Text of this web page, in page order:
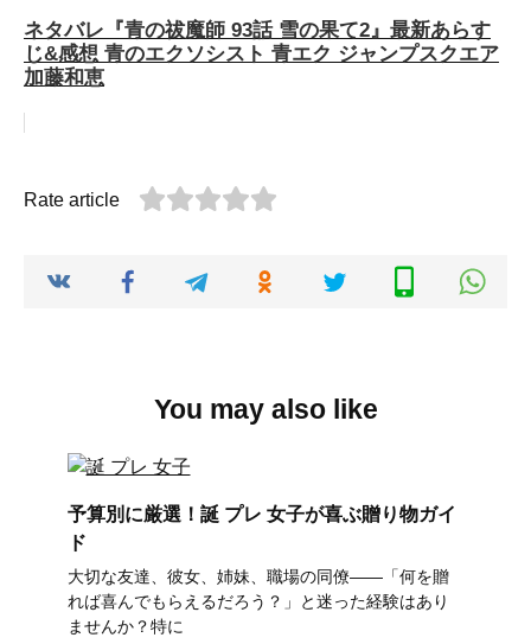
ネタバレ『青の祓魔師 93話 雪の果て2』最新あらす
じ&感想 青のエクソシスト 青エク ジャンプスクエア
加藤和恵
Rate article
You may also like
予算別に厳選！誕 プレ 女子が喜ぶ贈り物ガイ
ド
大切な友達、彼女、姉妹、職場の同僚――「何を贈
れば喜んでもらえるだろう？」と迷った経験はあり
ませんか？特に